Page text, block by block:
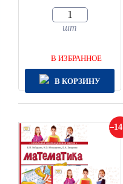
шт
В ИЗБРАННОЕ
В КОРЗИНУ
14